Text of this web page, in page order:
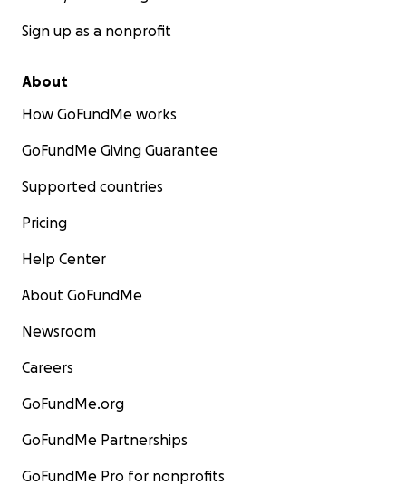
Sign up as a nonprofit
About
How GoFundMe works
GoFundMe Giving Guarantee
Supported countries
Pricing
Help Center
About GoFundMe
Newsroom
Careers
GoFundMe.org
GoFundMe Partnerships
GoFundMe Pro for nonprofits